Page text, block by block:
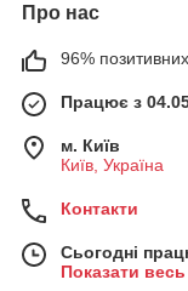
Про нас
96% позитивних
Працює з
м. Київ
Київ, Україна
Контакти
Сьогодні
Показати